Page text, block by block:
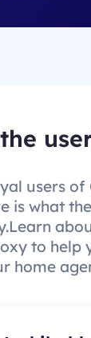
users
is what
to help
home